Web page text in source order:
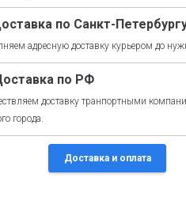
по Санкт-
адресную доставку курьером до
по РФ
доставку транпортными
города.
Доставка и оплата